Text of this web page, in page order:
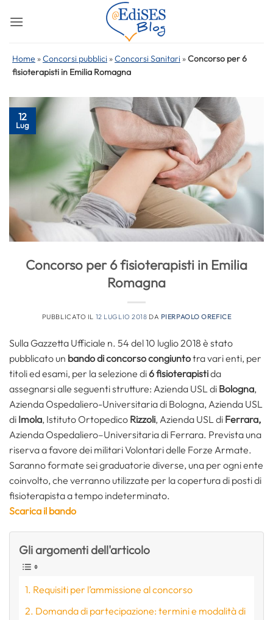
Home »Concorsi pubblici »Concorsi Sanitari »Concorso per 6
fisioterapisti in Emilia Romagna
12
Lug
Concorso per 6 fisioterapisti in Emilia
Romagna
PUBBLICATO IL 12 LUGLIO 2018 DA PIERPAOLO OREFICE
Sulla Gazzetta Ufficiale n. 54 del 10 luglio 2018 è stato
pubblicato un bando di concorso congiuntotra vari enti, per
titoli ed esami, per la selezione di6 fisioterapistida
assegnarsi alle seguenti strutture: Azienda USL di Bologna,
Azienda Ospedaliero-Universitaria di Bologna, Azienda USL
di Imola, Istituto Ortopedico Rizzoli, Azienda USL di Ferrara,
Azienda Ospedaliero–Universitaria di Ferrara. Prevista una
riserva a favore dei militari Volontari delle Forze Armate.
Saranno formate sei graduatorie diverse, una per ogni ente
coinvolto, che verranno utilizzate per la copertura di posti di
fisioterapista a tempo indeterminato.
Scarica il bando
Gli argomenti dell'articolo
Requisiti per l’ammissione al concorso
Domanda di partecipazione: termini e modalità di